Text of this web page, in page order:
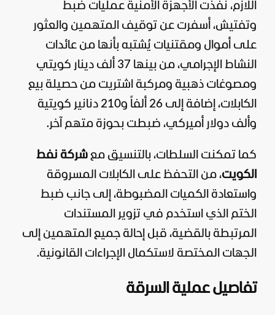
اللازم، نفذت الأجهزة الأمنية عمليات ضبط
وتفتيش، أسفرت عن توقيف المتهمين والعثور
على أموال ومقتنيات يُشتبه بأنها من عائدات
النشاط الإجرامي، من بينها 37 ألف دينار كويتي
ومصوغات ذهبية ومركبة اشتريت من حصيلة بيع
الكابلات، إضافة إلى 26 ألفاً و210 دنانير كويتية
وألف دولار أميركي، ضبطت بحوزة متهم آخر.
كما تمكنت السلطات، بالتنسيق مع شركة نفط
الكويت، من التحفظ على الكابلات المسروقة
واستعادة الكميات المضبوطة، إلى جانب ضبط
الختم الذي استخدم في تزوير المستندات
المرتبطة بالقضية، قبل إحالة جميع المتهمين إلى
الجهات المختصة لاستكمال الإجراءات القانونية.
تفاصيل عملية السرقة